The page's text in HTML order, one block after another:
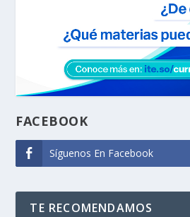
FACEBOOK
Síguenos En Facebook
TE RECOMENDAMOS